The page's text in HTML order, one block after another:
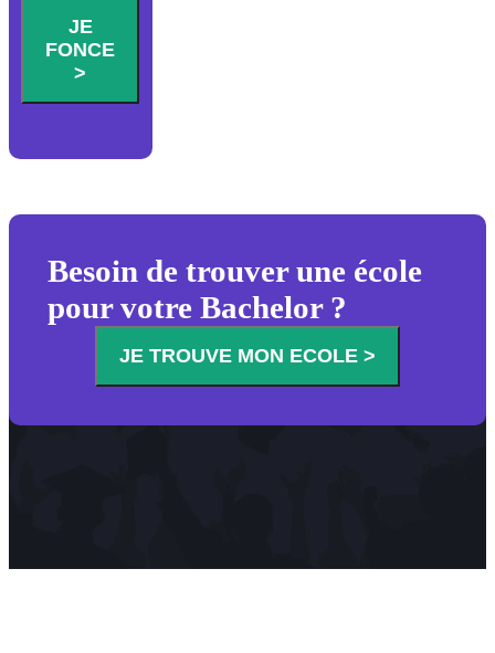
JE
FONCE
>
Besoin de trouver une école
pour votre Bachelor ?
JE TROUVE MON ECOLE >